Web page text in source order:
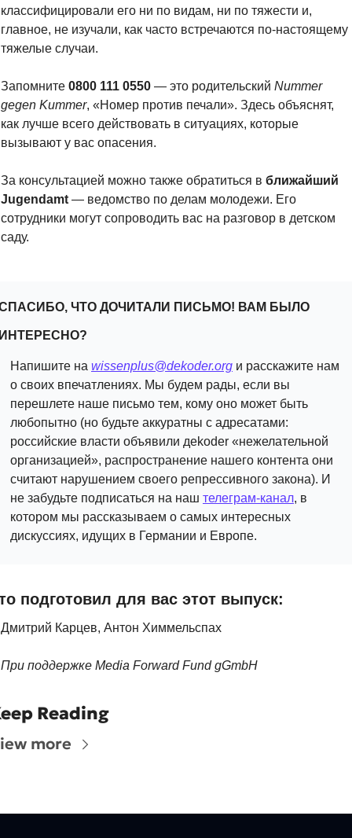
классифицировали его ни по видам, ни по тяжести и,
главное, не изучали, как часто встречаются по-настоящему
тяжелые случаи.
Запомните 0800 111 0550 — это родительский Nummer
gegen Kummer, «Номер против печали». Здесь объяснят,
как лучше всего действовать в ситуациях, которые
вызывают у вас опасения.
За консультацией можно также обратиться в
Jugendamt — ведомство по делам молодежи. Его
сотрудники могут сопроводить вас на разговор в детском
саду.
ЧТО ДОЧИТАЛИ ПИСЬМО! ВАМ БЫЛО
Напишите на wissenplus@dekoder.org и расскажите нам
о своих впечатлениях. Мы будем рады, если вы
перешлете наше письмо тем, кому оно может быть
любопытно (но будьте аккуратны с адресатами:
российские власти объявили дekoder «нежелательной
организацией», распространение нашего контента они
считают нарушением своего репрессивного закона). И
не забудьте подписаться на наш телеграм-канал, в
котором мы рассказываем о самых интересных
дискуссиях, идущих в Германии и Европе.
подготовил для вас этот выпуск:
Дмитрий Карцев, Антон Химмельспах
При поддержке Media Forward Fund gGmbH
Reading
more